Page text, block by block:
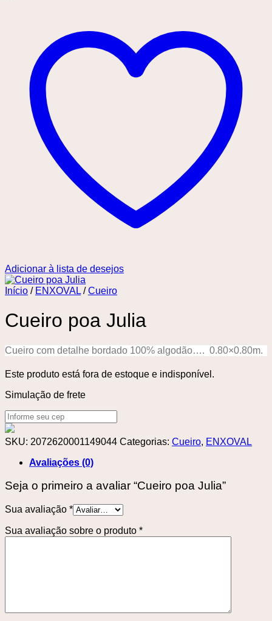
Adicionar à lista de desejos
Início / ENXOVAL / Cueiro
Cueiro poa Julia
Cueiro com detalhe bordado 100% algodão…. 0.80×0.80m.
Este produto está fora de estoque e indisponível.
Simulação de frete
SKU: 2072620001149044 Categorias: Cueiro, ENXOVAL
Avaliações (0)
Seja o primeiro a avaliar “Cueiro poa Julia”
Sua avaliação *
Sua avaliação sobre o produto *